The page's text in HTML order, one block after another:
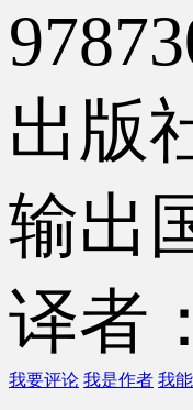
出版
输出
译者
我要评论 我是作者 我